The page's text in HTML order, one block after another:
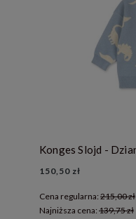
150,50 zł
Cena regularna: 215,00 zł
Najniższa cena: 139,75 zł